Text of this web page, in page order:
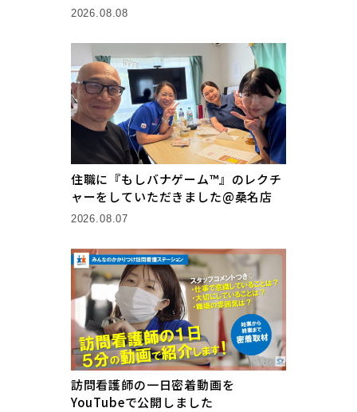
2026.08.08
住職に『もしバナゲーム™』のレクチ
ャーをしていただきました@桑名店
2026.08.07
訪問看護師の一日密着動画を
YouTubeで公開しました